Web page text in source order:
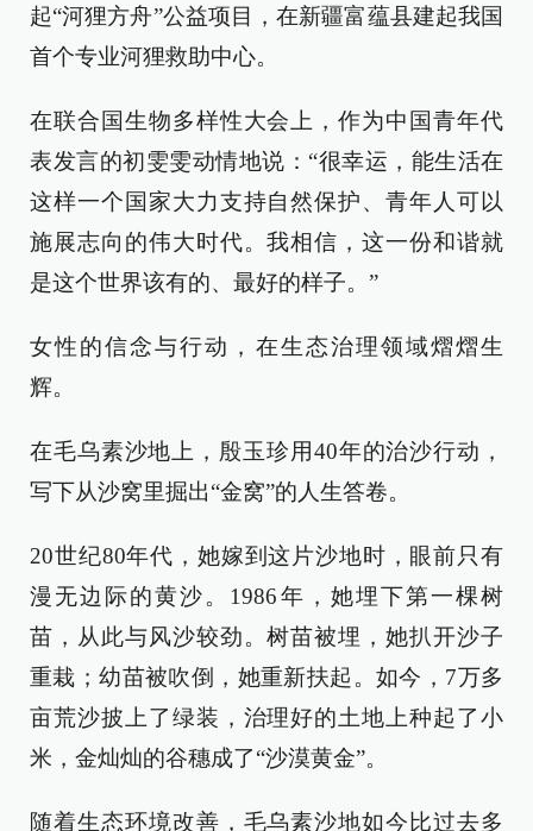
起“河狸方舟”公益项目，在新疆富蕴县建起我国
首个专业河狸救助中心。
在联合国生物多样性大会上，作为中国青年代
表发言的初雯雯动情地说：“很幸运，能生活在
这样一个国家大力支持自然保护、青年人可以
施展志向的伟大时代。我相信，这一份和谐就
是这个世界该有的、最好的样子。”
女性的信念与行动，在生态治理领域熠熠生
辉。
在毛乌素沙地上，殷玉珍用40年的治沙行动，
写下从沙窝里掘出“金窝”的人生答卷。
20世纪80年代，她嫁到这片沙地时，眼前只有
漫无边际的黄沙。1986年，她埋下第一棵树
苗，从此与风沙较劲。树苗被埋，她扒开沙子
重栽；幼苗被吹倒，她重新扶起。如今，7万多
亩荒沙披上了绿装，治理好的土地上种起了小
米，金灿灿的谷穗成了“沙漠黄金”。
随着生态环境改善，毛乌素沙地如今比过去多